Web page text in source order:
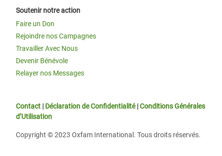
Soutenir notre action
Faire un Don
Rejoindre nos Campagnes
Travailler Avec Nous
Devenir Bénévole
Relayer nos Messages
Contact | Déclaration de Confidentialité|Conditions Générales
d’Utilisation
Copyright © 2023 Oxfam International. Tous droits réservés.